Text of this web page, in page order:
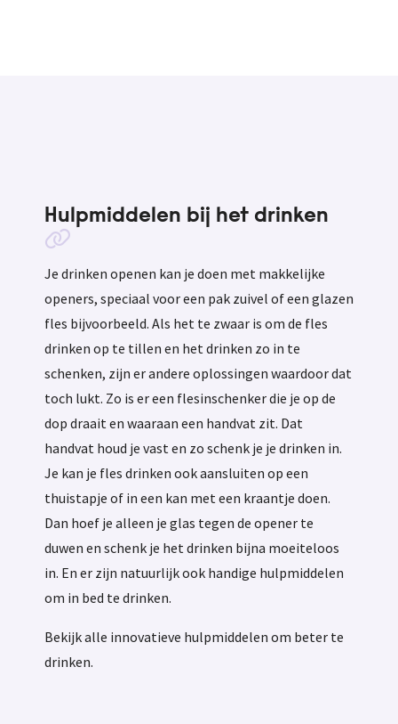
Hulpmiddelen bij het drinken
Je drinken openen kan je doen met makkelijke
openers, speciaal voor een pak zuivel of een glazen
fles bijvoorbeeld. Als het te zwaar is om de fles
drinken op te tillen en het drinken zo in te
schenken, zijn er andere oplossingen waardoor dat
toch lukt. Zo is er een flesinschenker die je op de
dop draait en waaraan een handvat zit. Dat
handvat houd je vast en zo schenk je je drinken in.
Je kan je fles drinken ook aansluiten op een
thuistapje of in een kan met een kraantje doen.
Dan hoef je alleen je glas tegen de opener te
duwen en schenk je het drinken bijna moeiteloos
in. En er zijn natuurlijk ook handige hulpmiddelen
om in bed te drinken.
Bekijk alle innovatieve hulpmiddelen om beter te
drinken.